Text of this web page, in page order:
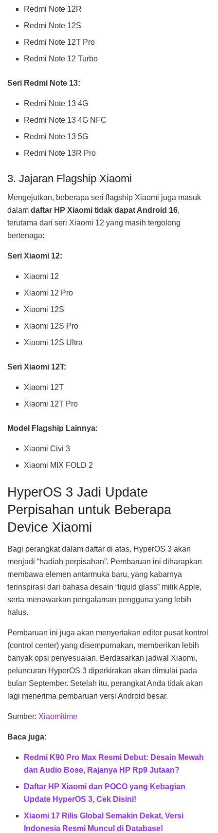
Redmi Note 12R
Redmi Note 12S
Redmi Note 12T Pro
Redmi Note 12 Turbo
Seri Redmi Note 13:
Redmi Note 13 4G
Redmi Note 13 4G NFC
Redmi Note 13 5G
Redmi Note 13R Pro
3. Jajaran Flagship Xiaomi
Mengejutkan, beberapa seri flagship Xiaomi juga masuk
dalam daftar HP Xiaomi tidak dapat Android 16,
terutama dari seri Xiaomi 12 yang masih tergolong
bertenaga:
Seri Xiaomi 12:
Xiaomi 12
Xiaomi 12 Pro
Xiaomi 12S
Xiaomi 12S Pro
Xiaomi 12S Ultra
Seri Xiaomi 12T:
Xiaomi 12T
Xiaomi 12T Pro
Model Flagship Lainnya:
Xiaomi Civi 3
Xiaomi MIX FOLD 2
HyperOS 3 Jadi Update
Perpisahan untuk Beberapa
Device Xiaomi
Bagi perangkat dalam daftar di atas, HyperOS 3 akan
menjadi “hadiah perpisahan”. Pembaruan ini diharapkan
membawa elemen antarmuka baru, yang kabarnya
terinspirasi dari bahasa desain “liquid glass” milik Apple,
serta menawarkan pengalaman pengguna yang lebih
halus.
Pembaruan ini juga akan menyertakan editor pusat kontrol
(control center) yang disempurnakan, memberikan lebih
banyak opsi penyesuaian. Berdasarkan jadwal Xiaomi,
peluncuran HyperOS 3 diperkirakan akan dimulai pada
bulan September. Setelah itu, perangkat Anda tidak akan
lagi menerima pembaruan versi Android besar.
Sumber: Xiaomitime
Baca juga:
Redmi K90 Pro Max Resmi Debut: Desain Mewah
dan Audio Bose, Rajanya HP Rp9 Jutaan?
Daftar HP Xiaomi dan POCO yang Kebagian
Update HyperOS 3, Cek Disini!
Xiaomi 17 Rilis Global Semakin Dekat, Versi
Indonesia Resmi Muncul di Database!